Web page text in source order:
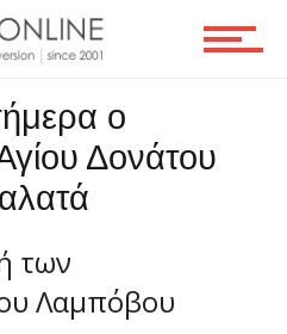
ο
Δονάτου
των
Λαμπόβου